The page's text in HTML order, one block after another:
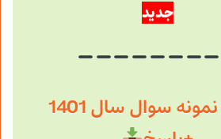
جدید
دانلود نمونه سوال سال 1401